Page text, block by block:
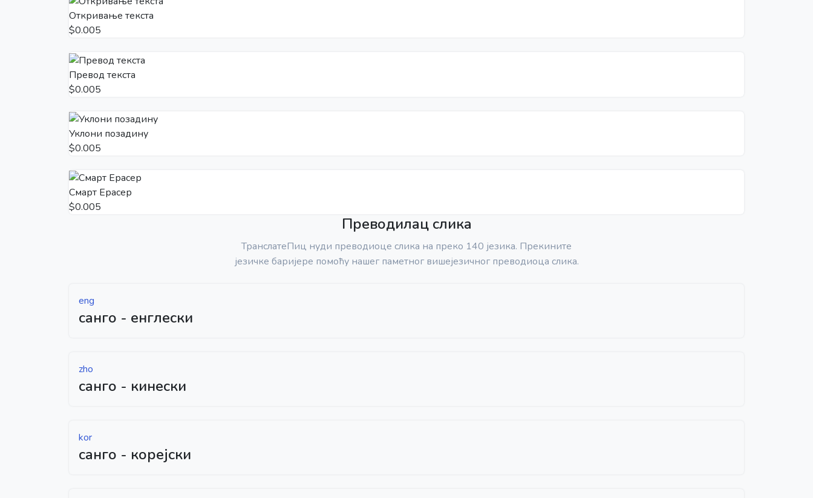
Откривање текста
$0.005
Превод текста
$0.005
Уклони позадину
$0.005
Смарт Ерасер
$0.005
Преводилац слика
ТранслатеПиц нуди преводиоце слика на преко 140 језика. Прекините
језичке баријере помоћу нашег паметног вишејезичног преводиоца слика.
eng
санго - енглески
zho
санго - кинески
kor
санго - корејски